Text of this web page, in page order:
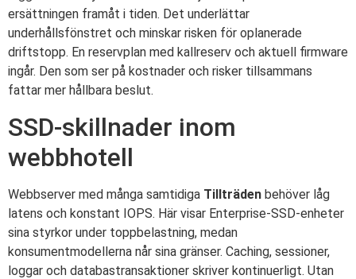
ersättningen framåt i tiden. Det underlättar
underhållsfönstret och minskar risken för oplanerade
driftstopp. En reservplan med kallreserv och aktuell firmware
ingår. Den som ser på kostnader och risker tillsammans
fattar mer hållbara beslut.
SSD-skillnader inom
webbhotell
Webbserver med många samtidiga Tillträden behöver låg
latens och konstant IOPS. Här visar Enterprise-SSD-enheter
sina styrkor under toppbelastning, medan
konsumentmodellerna når sina gränser. Caching, sessioner,
loggar och databastransaktioner skriver kontinuerligt. Utan